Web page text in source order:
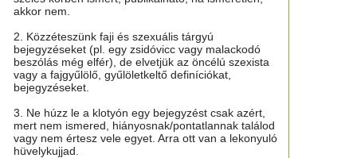
akkor nem.
2. Közzéteszünk faji és szexuális tárgyú
bejegyzéseket (pl. egy zsidóvicc vagy malackodó
beszólás még elfér), de elvetjük az öncélú szexista
vagy a fajgyűlölő, gyűlöletkeltő definíciókat,
bejegyzéseket.
3. Ne húzz le a klotyón egy bejegyzést csak azért,
mert nem ismered, hiányosnak/pontatlannak találod
vagy nem értesz vele egyet. Arra ott van a lekonyuló
hüvelykujjad.